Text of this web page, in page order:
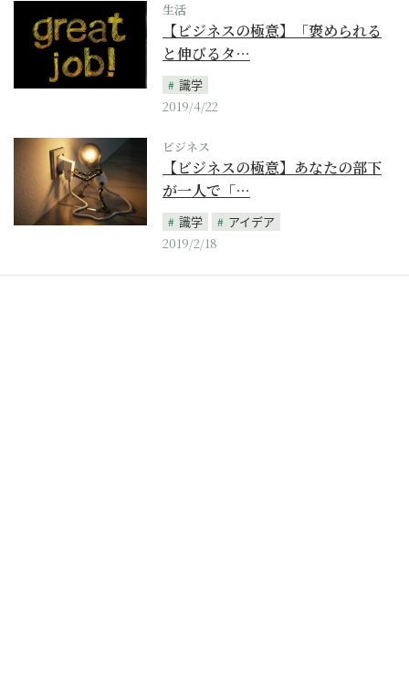
生活
【ビジネスの極意】「褒められる
と伸びるタ…
識学
2019/4/22
ビジネス
【ビジネスの極意】あなたの部下
が一人で「…
識学
アイデア
2019/2/18